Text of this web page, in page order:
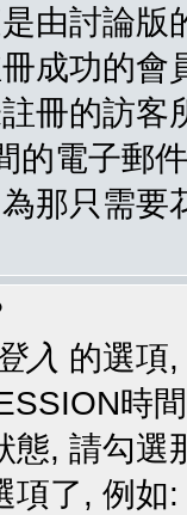
由討論
成功的
冊的訪
的電子郵
那只需要
入 的選項
時
態, 請勾
項了, 例